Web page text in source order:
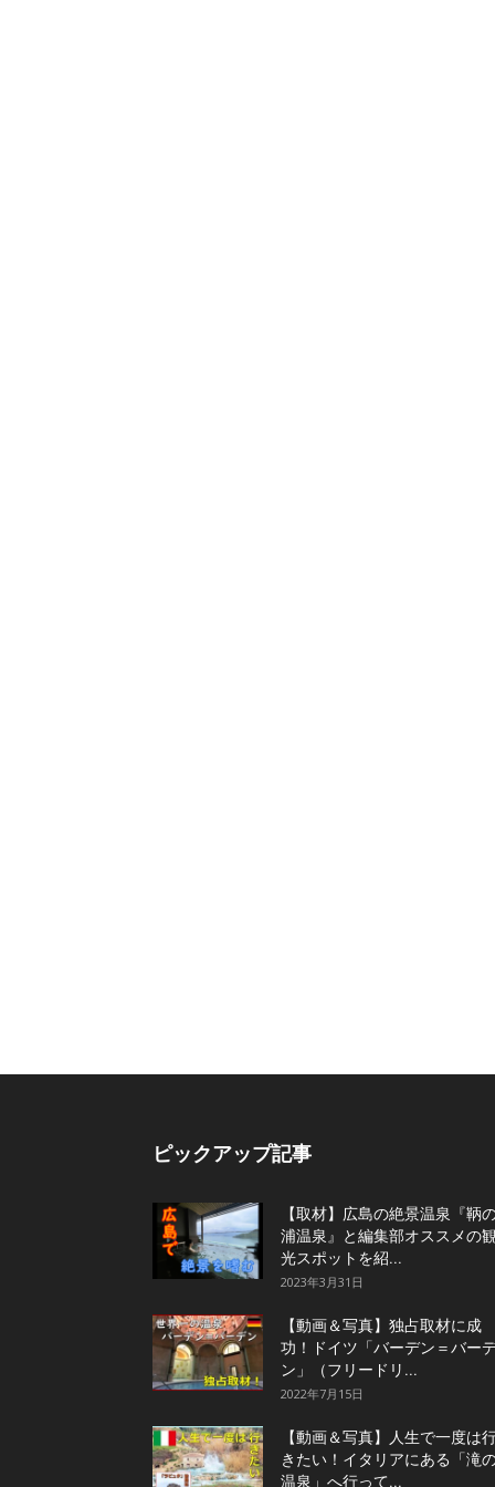
ピックアップ記事
【取材】広島の絶景温泉『鞆
浦温泉』と編集部オススメの
光スポットを紹...
2023年3月31日
【動画＆写真】独占取材に成
功！ドイツ「バーデン＝バー
ン」（フリードリ...
2022年7月15日
【動画＆写真】人生で一度は
きたい！イタリアにある「滝
温泉」へ行って...